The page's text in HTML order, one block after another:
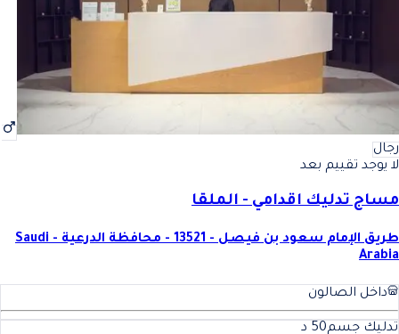
رجال
لا يوجد تقييم بعد
مساج تدليك اقدامي - الملقا
طريق الإمام سعود بن فيصل - 13521 - محافظة الدرعية - Saudi
Arabia
داخل الصالون
تدليك جسم50 د